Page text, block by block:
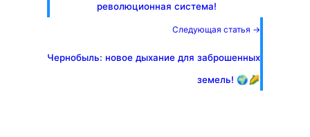
революционная система!
Следующая статья →
Чернобыль: новое дыхание для заброшенных
земель! 🌍🌽